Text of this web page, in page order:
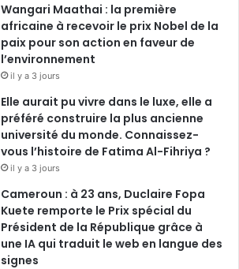
Wangari Maathai : la première
africaine à recevoir le prix Nobel de la
paix pour son action en faveur de
l’environnement
il y a 3 jours
Elle aurait pu vivre dans le luxe, elle a
préféré construire la plus ancienne
université du monde. Connaissez-
vous l’histoire de Fatima Al-Fihriya ?
il y a 3 jours
Cameroun : à 23 ans, Duclaire Fopa
Kuete remporte le Prix spécial du
Président de la République grâce à
une IA qui traduit le web en langue des
signes